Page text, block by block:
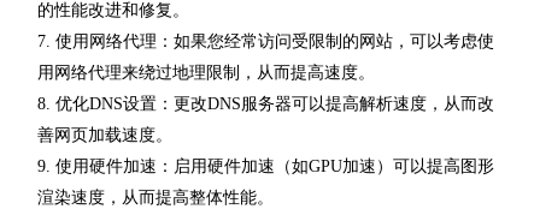
的性能改进和修复。
7. 使用网络代理：如果您经常访问受限制的网站，可以考虑使
用网络代理来绕过地理限制，从而提高速度。
8. 优化DNS设置：更改DNS服务器可以提高解析速度，从而改
善网页加载速度。
9. 使用硬件加速：启用硬件加速（如GPU加速）可以提高图形
渲染速度，从而提高整体性能。